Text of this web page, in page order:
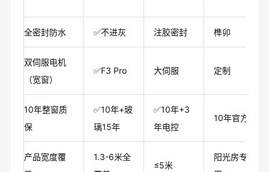
全密封防水 ✅不进灰 注胶密封 榫卯
双伺服电机
（宽窗）
✅F3 Pro 大伺服 定制
10年整窗质
保
✅10年+玻
璃15年
✅10年+3
年电控
10年官方
产品宽度覆
1.3-6米全
≤5米
阳光房专